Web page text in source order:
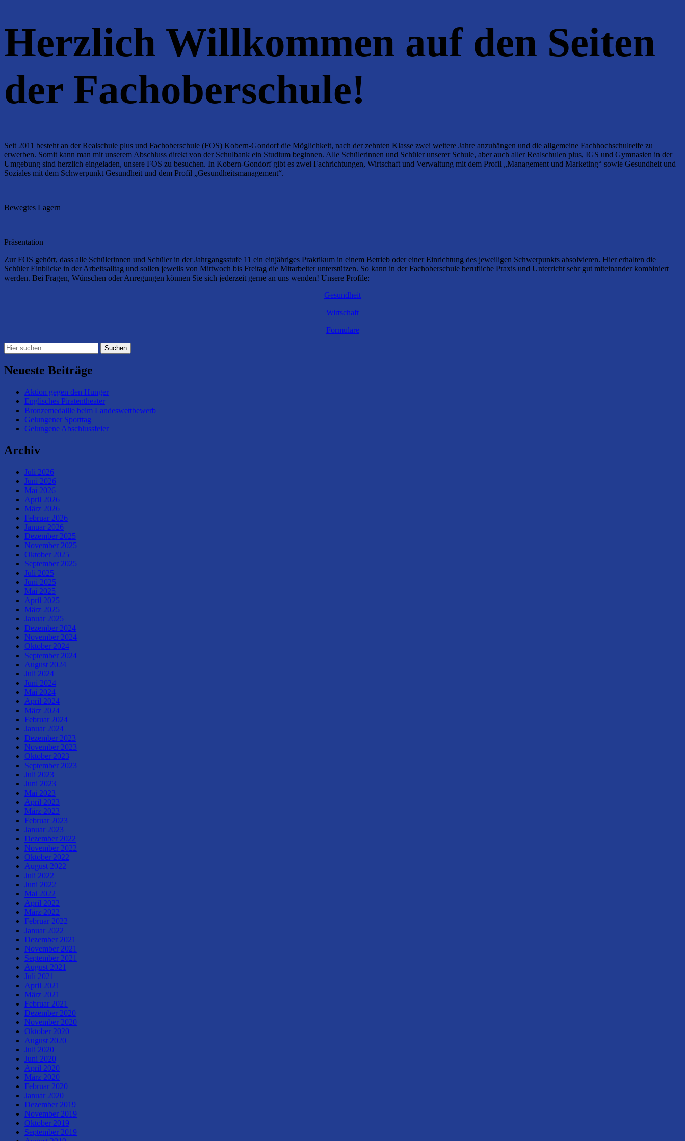
Herzlich Willkommen auf den Seiten
der Fachoberschule!
Seit 2011 besteht an der Realschule plus und Fachoberschule (FOS) Kobern-Gondorf die Möglichkeit, nach der zehnten Klasse zwei weitere Jahre anzuhängen und die allgemeine Fachhochschulreife zu
erwerben. Somit kann man mit unserem Abschluss direkt von der Schulbank ein Studium beginnen. Alle Schülerinnen und Schüler unserer Schule, aber auch aller Realschulen plus, IGS und Gymnasien in der
Umgebung sind herzlich eingeladen, unsere FOS zu besuchen. In Kobern-Gondorf gibt es zwei Fachrichtungen, Wirtschaft und Verwaltung mit dem Profil „Management und Marketing“ sowie Gesundheit und
Soziales mit dem Schwerpunkt Gesundheit und dem Profil „Gesundheitsmanagement“.
Bewegtes Lagern
Präsentation
Zur FOS gehört, dass alle Schülerinnen und Schüler in der Jahrgangsstufe 11 ein einjähriges Praktikum in einem Betrieb oder einer Einrichtung des jeweiligen Schwerpunkts absolvieren. Hier erhalten die
Schüler Einblicke in der Arbeitsalltag und sollen jeweils von Mittwoch bis Freitag die Mitarbeiter unterstützen. So kann in der Fachoberschule berufliche Praxis und Unterricht sehr gut miteinander kombiniert
werden. Bei Fragen, Wünschen oder Anregungen können Sie sich jederzeit gerne an uns wenden! Unsere Profile:
Gesundheit
Wirtschaft
Formulare
Neueste Beiträge
Aktion gegen den Hunger
Englisches Piratentheater
Bronzemedaille beim Landeswettbewerb
Gelungener Sporttag
Gelungene Abschlussfeier
Archiv
Juli 2026
Juni 2026
Mai 2026
April 2026
März 2026
Februar 2026
Januar 2026
Dezember 2025
November 2025
Oktober 2025
September 2025
Juli 2025
Juni 2025
Mai 2025
April 2025
März 2025
Januar 2025
Dezember 2024
November 2024
Oktober 2024
September 2024
August 2024
Juli 2024
Juni 2024
Mai 2024
April 2024
März 2024
Februar 2024
Januar 2024
Dezember 2023
November 2023
Oktober 2023
September 2023
Juli 2023
Juni 2023
Mai 2023
April 2023
März 2023
Februar 2023
Januar 2023
Dezember 2022
November 2022
Oktober 2022
August 2022
Juli 2022
Juni 2022
Mai 2022
April 2022
März 2022
Februar 2022
Januar 2022
Dezember 2021
November 2021
September 2021
August 2021
Juli 2021
April 2021
März 2021
Februar 2021
Dezember 2020
November 2020
Oktober 2020
August 2020
Juli 2020
Juni 2020
April 2020
März 2020
Februar 2020
Januar 2020
Dezember 2019
November 2019
Oktober 2019
September 2019